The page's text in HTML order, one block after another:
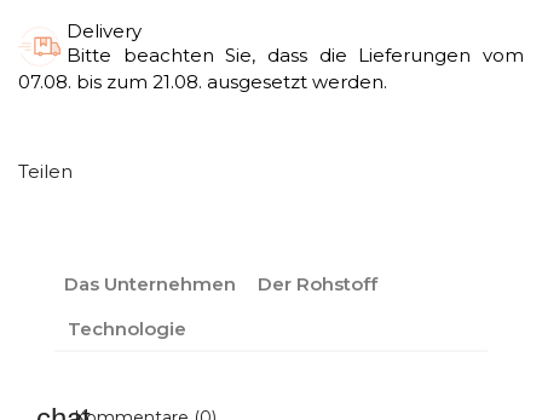
Delivery
Bitte beachten Sie, dass die Lieferungen vom
07.08. bis zum 21.08. ausgesetzt werden.
Teilen
Das Unternehmen
Der Rohstoff
Technologie